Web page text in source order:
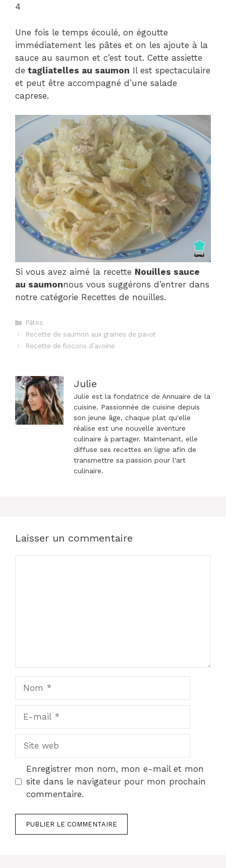
4
Une fois le temps écoulé, on égoutte
immédiatement les pâtes et on les ajoute à la
sauce au saumon et c’est tout. Cette assiette
de tagliatelles au saumon Il est spectaculaire
et peut être accompagné d’une salade
caprese.
Si vous avez aimé la recette Nouilles sauce
au saumonnous vous suggérons d’entrer dans
notre catégorie Recettes de nouilles.
Catégories
Pâtes
Navigation
des
Recette de saumon aux graines de pavot
Recette de flocons d’avoine
Julie
Julie est la fondatrice de Annuaire de la
cuisine. Passionnée de cuisine depuis
son jeune âge, chaque plat qu'elle
réalise est une nouvelle aventure
culinaire à partager. Maintenant, elle
diffuse ses recettes en ligne afin de
transmettre sa passion pour l'art
culinaire.
Laisser un commentaire
Site
Enregistrer mon nom, mon e-mail et mon
site dans le navigateur pour mon prochain
commentaire.